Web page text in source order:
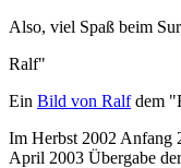
Also, viel Spaß beim
Ralf"
Ein Bild von Ralfdem
Im Herbst 2002 Anfang
April 2003 Übergabe